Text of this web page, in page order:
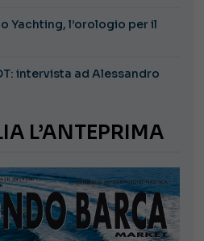
Yachting, l’orologio per il
intervista ad Alessandro
L’ANTEPRIMA